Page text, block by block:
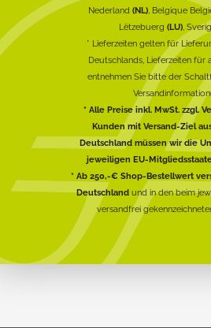
Nederland (NL), Belgique
Lëtzebuerg (LU),
* Lieferzeiten gelten für
Deutschlands, Lieferzeiten für
entnehmen Sie bitte der
* Alle Preise inkl. MwSt. zzgl.
Kunden mit Versand-Ziel
Deutschland müssen wir die
jeweiligen EU-
* Ab 250,-€ Shop-Bestellwert
Deutschlandund in den beim
versandfrei